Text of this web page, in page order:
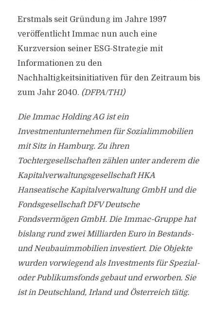
Erstmals seit Gründung im Jahre 1997
veröffentlicht Immac nun auch eine
Kurzversion seiner ESG-Strategie mit
Informationen zu den
Nachhaltigkeitsinitiativen für den Zeitraum bis
zum Jahr 2040. (DFPA/TH1)
Die Immac Holding AG ist ein
Investmentunternehmen für Sozialimmobilien
mit Sitz in Hamburg. Zu ihren
Tochtergesellschaften zählen unter anderem die
Kapitalverwaltungsgesellschaft HKA
Hanseatische Kapitalverwaltung GmbH und die
Fondsgesellschaft DFV Deutsche
Fondsvermögen GmbH. Die Immac-Gruppe hat
bislang rund zwei Milliarden Euro in Bestands-
und Neubauimmobilien investiert. Die Objekte
wurden vorwiegend als Investments für Spezial-
oder Publikumsfonds gebaut und erworben. Sie
ist in Deutschland, Irland und Österreich tätig.